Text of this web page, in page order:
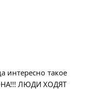
интересно такое
ЛЮДИ ХОДЯТ